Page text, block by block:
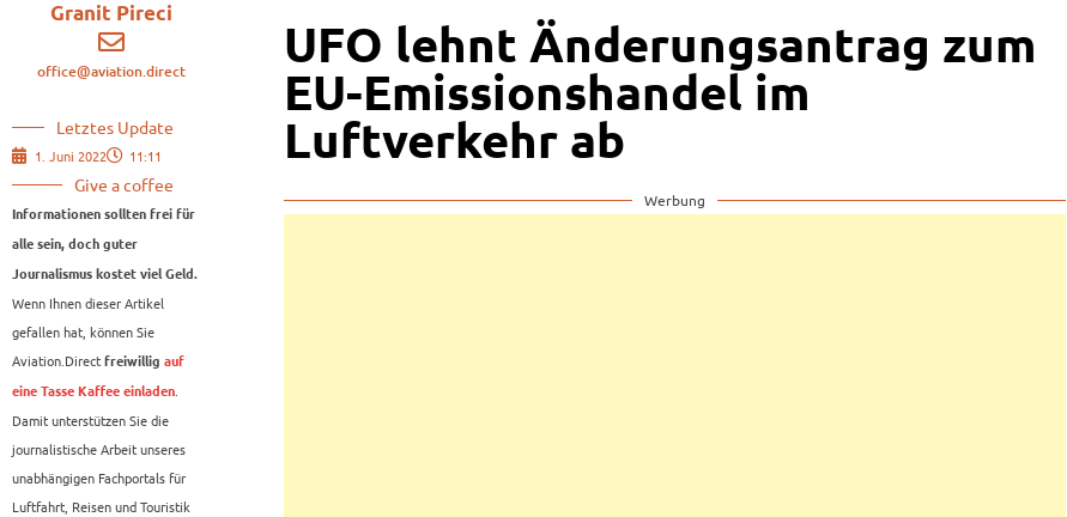
Granit Pireci
office@aviation.direct
Letztes Update
1. Juni 2022 11:11
Give a coffee
Informationen sollten frei für
alle sein, doch guter
Journalismus kostet viel Geld.
Wenn Ihnen dieser Artikel
gefallen hat, können Sie
Aviation.Direct freiwillig auf
eine Tasse Kaffee einladen.
Damit unterstützen Sie die
journalistische Arbeit unseres
unabhängigen Fachportals für
Luftfahrt, Reisen und Touristik
UFO lehnt Änderungsantrag zum
EU-Emissionshandel im
Luftverkehr ab
Werbung